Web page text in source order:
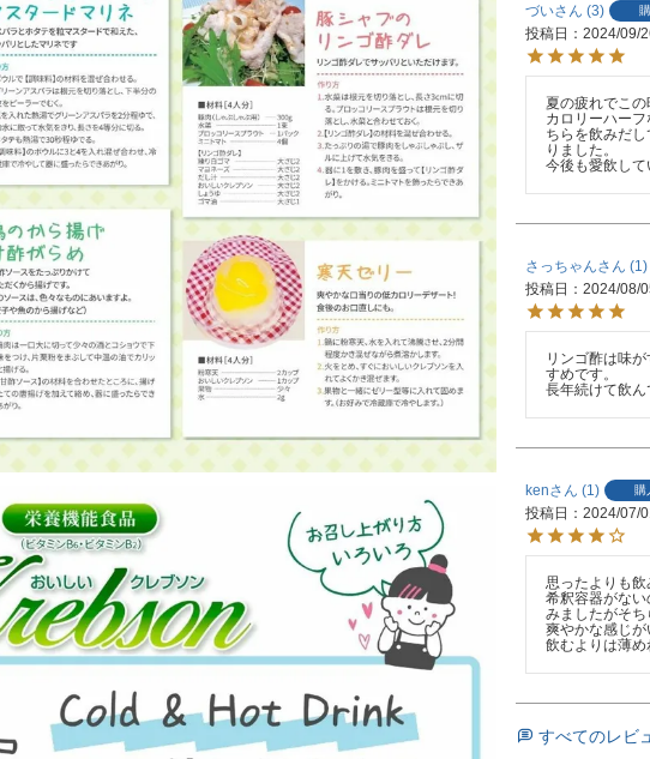
づい 3
投稿日
2024/09/
夏の疲れでこの
カロリーハー
ちらを飲みだ
りました。
今後も愛飲して
さっちゃん 1
投稿日
2024/08/
リンゴ酢は味
すめです。
長年続けて飲ん
ken 1 購
投稿日
2024/07/
思ったよりも飲
希釈容器がな
みましたがそち
爽やかな感じ
飲むよりは薄め
すべてのレビ